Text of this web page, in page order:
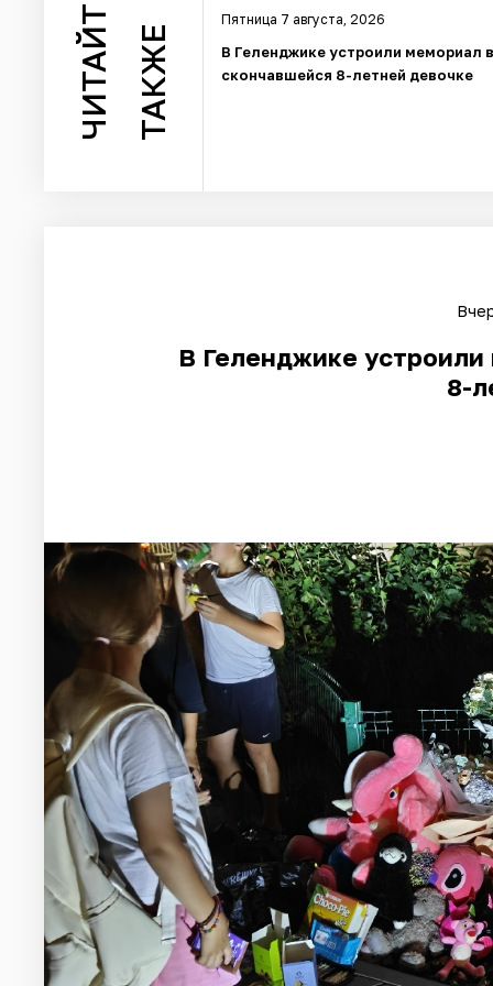
ЧИТАЙТЕ ТАКЖЕ
Пятница 7 августа, 2026
В Геленджике устроили мемориал
скончавшейся 8-летней девочке
В Геленджике
8-